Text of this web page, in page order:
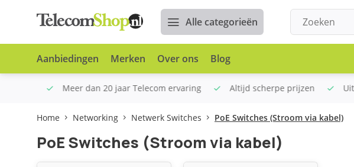
Alle categorieën
Aanbiedingen Merken Over ons Blog
Meer dan 20 jaar Telecom ervaring Altijd scherpe prijzen
Home Networking Netwerk Switches PoE Switches (Stroom via kabel)
PoE Switches (Stroom via kabel)